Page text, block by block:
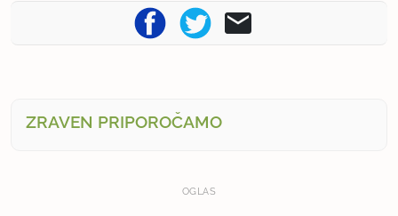
ZRAVEN PRIPOROČAMO
OGLAS